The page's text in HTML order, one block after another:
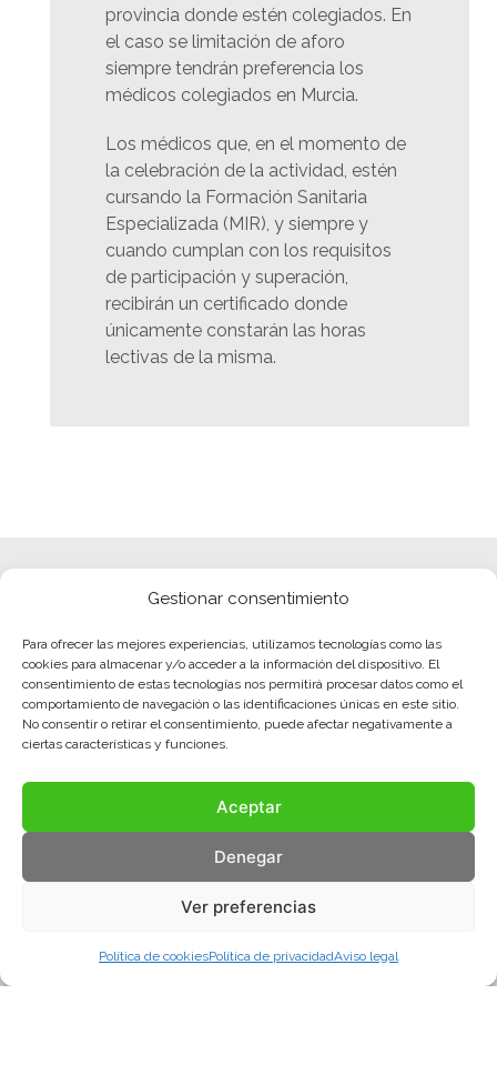
Gestionar consentimiento
Para ofrecer las mejores experiencias, utilizamos tecnologías como las
cookies para almacenar y/o acceder a la información del dispositivo. El
consentimiento de estas tecnologías nos permitirá procesar datos como el
comportamiento de navegación o las identificaciones únicas en este sitio.
No consentir o retirar el consentimiento, puede afectar negativamente a
ciertas características y funciones.
Aceptar
Denegar
Ver preferencias
Política de cookiesPolítica de privacidadAviso legal
provincia donde estén colegiados. En
el caso se limitación de aforo
siempre tendrán preferencia los
médicos colegiados en Murcia.
Los médicos que, en el momento de
la celebración de la actividad, estén
cursando la Formación Sanitaria
Especializada (MIR), y siempre y
cuando cumplan con los requisitos
de participación y superación,
recibirán un certificado donde
únicamente constarán las horas
lectivas de la misma.